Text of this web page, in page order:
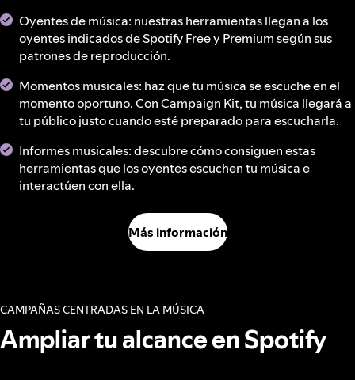
Oyentes de música: nuestras herramientas llegan a los
oyentes indicados de Spotify Free y Premium según sus
patrones de reproducción.
Momentos musicales: haz que tu música se escuche en el
momento oportuno. Con Campaign Kit, tu música llegará a
tu público justo cuando esté preparado para escucharla.
Informes musicales: descubre cómo consiguen estas
herramientas que los oyentes escuchen tu música e
interactúen con ella.
Más información
CAMPAÑAS CENTRADAS EN LA MÚSICA
Ampliar tu alcance en Spotify